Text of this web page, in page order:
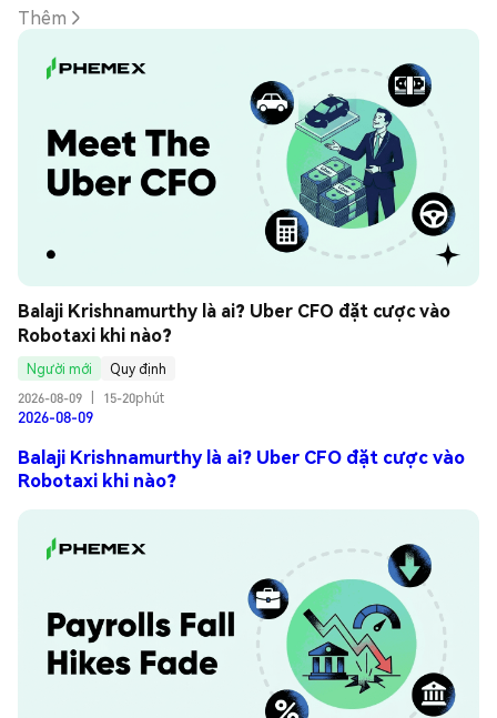
Thêm
Balaji Krishnamurthy là ai? Uber CFO đặt cược vào
Robotaxi khi nào?
Người mới
Quy định
2026-08-09
15-20phút
2026-08-09
Balaji Krishnamurthy là ai? Uber CFO đặt cược vào
Robotaxi khi nào?